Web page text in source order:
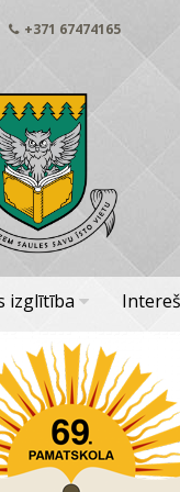
+371 67474165
izglītība